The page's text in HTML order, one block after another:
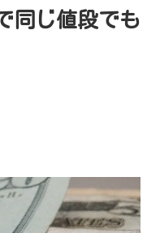
同じ値段でも